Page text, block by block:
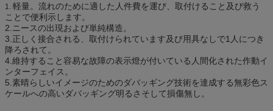
1. 軽量。流れのために適した人件費を運び、取付けること及び救う
ことで便利示します。
2.ニースの出現および単純構造。
3.正しく接合される、取付けられています及び用具なしで1人につき
降ろされて。
4.維持すること容易な故障の表示燈が付いている人間化された作動イ
ンターフェイス。
5.素晴らしいイメージのためのダバッギング技術を達成する無彩色ス
ケールへの高いダバッギング明るさそして損傷無し。